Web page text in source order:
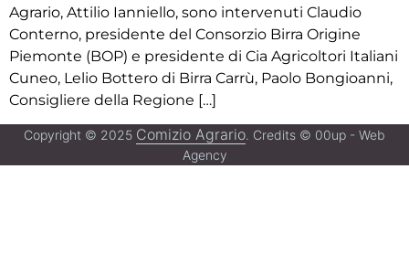
Agrario, Attilio Ianniello, sono intervenuti Claudio
Conterno, presidente del Consorzio Birra Origine
Piemonte (BOP) e presidente di Cia Agricoltori Italiani
Cuneo, Lelio Bottero di Birra Carrù, Paolo Bongioanni,
Consigliere della Regione […]
Copyright © 2025 Comizio Agrario. Credits © 00up - Web
Agency